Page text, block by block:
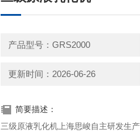
产品型号：GRS2000
更新时间：2026-06-26
简要描述：
三级原液乳化机上海思峻自主研发生